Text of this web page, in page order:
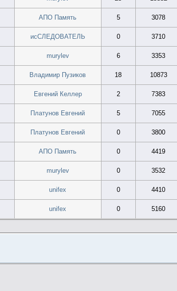
АПО Память 5 3078
исСЛЕДОВАТЕЛЬ 0 3710
murylev 6 3353
Владимир Пузиков 18 10873
Евгений Келлер 2 7383
Платунов Евгений 5 7055
Платунов Евгений 0 3800
АПО Память 0 4419
murylev 0 3532
unifex 0 4410
unifex 0 5160